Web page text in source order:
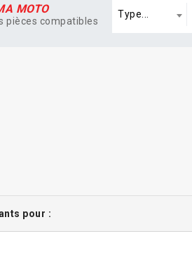
MOTO
pièces compatibles
Type...
pour :